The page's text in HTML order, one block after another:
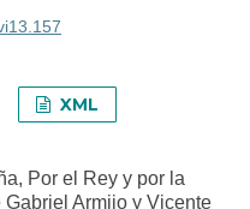
XML
Por el Rey y por la
Gabriel Armijo y Vicente